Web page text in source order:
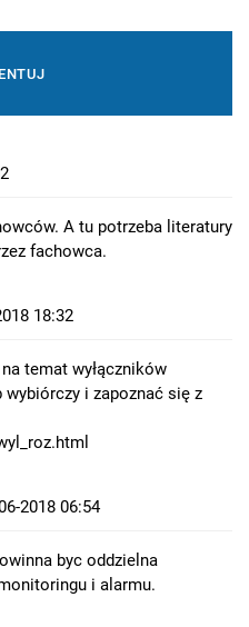
A tu potrzeba literatury
fachowca.
18:32
temat wyłączników
i zapoznać się z
2018 06:54
byc oddzielna
i alarmu.